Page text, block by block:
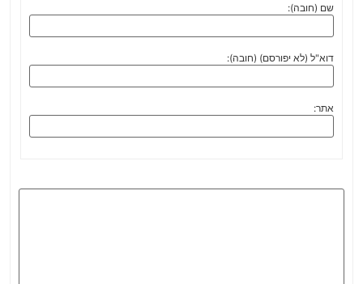
שם (חובה):
דוא"ל (לא יפורסם) (חובה):
אתר: